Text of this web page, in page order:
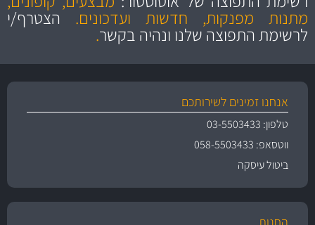
והיצע מוצרים איכותי
מתנות מפנקות, חדשות ועדכונים. הצטרף/י
לרשימת התפוצה שלנו ונהיה בקשר.
אנחנו זמינים לשירותכם
טלפון: 03-5503433
ווטסאפ: 058-5503433
ביטול עיסקה